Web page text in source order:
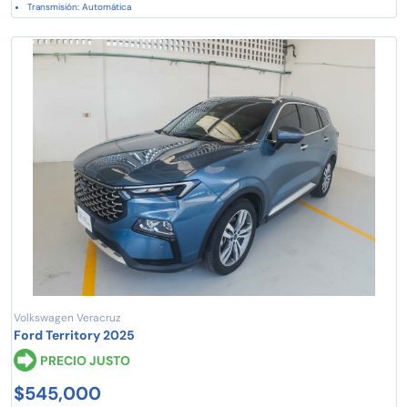
Transmisión: Automática
Volkswagen Veracruz
Ford Territory 2025
PRECIO JUSTO
$545,000